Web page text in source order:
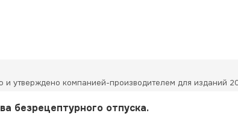
утверждено компанией-производителем для изданий
безрецептурного отпуска.